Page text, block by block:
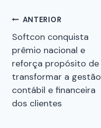
ANTERIOR
Softcon conquista
prêmio nacional e
reforça propósito de
transformar a gestão
contábil e financeira
dos clientes